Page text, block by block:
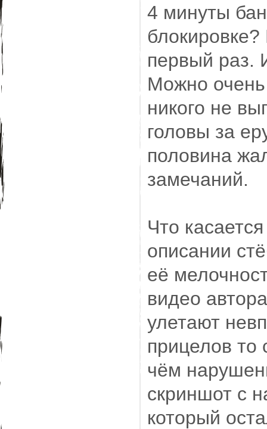
4 минуты
первый раз.
Можно очень
никого не
головы за
половина
замечаний.
Что
описании
её
видео
улетают
прицелов то
чём
скриншот с
который